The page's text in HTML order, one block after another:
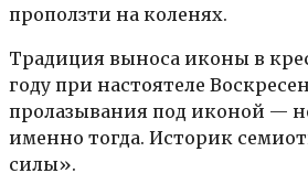
проползти на коленях.
Традиция выноса иконы в
году при настоятеле
пролазывания под иконой —
именно тогда. Историк
силы».